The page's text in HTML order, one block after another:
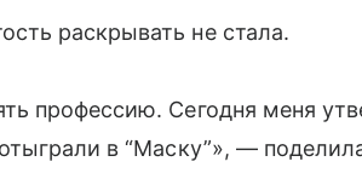
раскрывать не стала.
профессию. Сегодня меня
в “Маску”», —